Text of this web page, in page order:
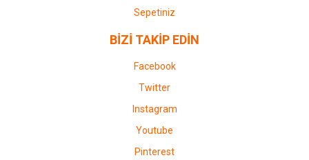
Sepetiniz
BİZİ TAKİP EDİN
Facebook
Twitter
Instagram
Youtube
Pinterest